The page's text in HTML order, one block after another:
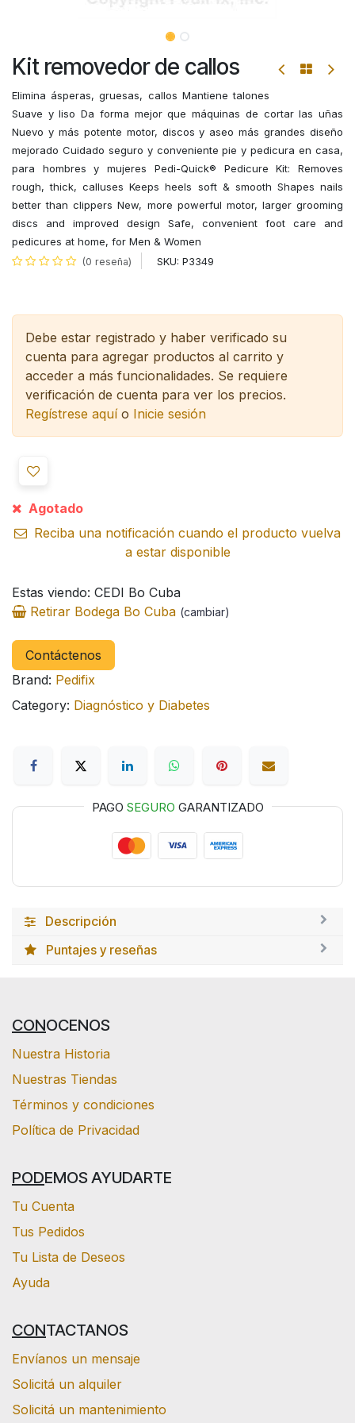
Kit removedor de callos
Elimina ásperas, gruesas, callos Mantiene talones
Suave y liso Da forma mejor que máquinas de cortar las uñas
Nuevo y más potente motor, discos y aseo más grandes diseño
mejorado Cuidado seguro y conveniente pie y pedicura en casa,
para hombres y mujeres Pedi-Quick® Pedicure Kit: Removes
rough, thick, calluses Keeps heels soft & smooth Shapes nails
better than clippers New, more powerful motor, larger grooming
discs and improved design Safe, convenient foot care and
pedicures at home, for Men & Women
(0 reseña) SKU: P3349
Debe estar registrado y haber verificado su
cuenta para agregar productos al carrito y
acceder a más funcionalidades. Se requiere
verificación de cuenta para ver los precios.
Regístrese aquío Inicie sesión
Agotado
Reciba una notificación cuando el producto vuelva
a estar disponible
Estas viendo: CEDI Bo Cuba
Retirar Bodega Bo Cuba (cambiar)
Contáctenos
Brand: Pedifix
Category: Diagnóstico y Diabetes
PAGO SEGURO GARANTIZADO
Descripción
Puntajes y reseñas
CONOCENOS
Nuestra Historia
Nuestras Tiendas
Términos y condiciones
Política de Privacidad
PODEMOS AYUDARTE
Tu Cuenta
Tus Pedidos
Tu Lista de Deseos
Ayuda
CONTACTANOS
Envíanos un mensaje
Solicitá un alquiler
Solicitá un mantenimiento